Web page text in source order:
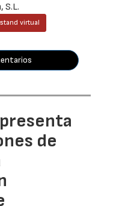
S.L.
virtual
de